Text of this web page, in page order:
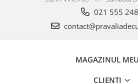
021 555
MAGAZINUL MEU
CLIENTI